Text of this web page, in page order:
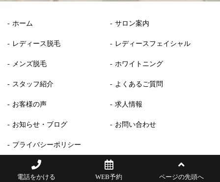
ホーム サロン案内
レディース脱毛 レディースフェイシャル
メンズ脱毛 ホワイトニング
スタッフ紹介 よくあるご質問
お客様の声 求人情報
お知らせ・ブログ お問い合わせ
プライバシーポリシー
© 2020 EVAN BEAUTY
電話をかける WEB予約 ページの先頭へ